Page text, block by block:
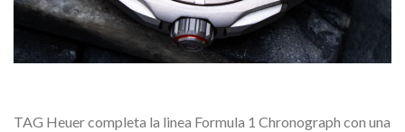
TAG Heuer completa la linea Formula 1 Chronograph con una